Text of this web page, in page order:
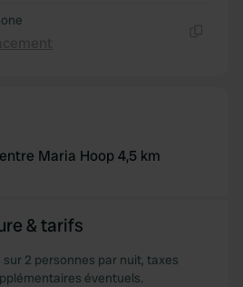
about your use of our site with
Maria Hoop 4,5 km
& tarifs
2 personnes par nuit, taxes
éventuels.